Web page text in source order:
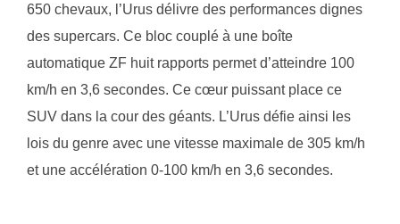
650 chevaux, l’Urus délivre des performances dignes
des supercars. Ce bloc couplé à une boîte
automatique ZF huit rapports permet d’atteindre 100
km/h en 3,6 secondes. Ce cœur puissant place ce
SUV dans la cour des géants. L’Urus défie ainsi les
lois du genre avec une vitesse maximale de 305 km/h
et une accélération 0-100 km/h en 3,6 secondes.